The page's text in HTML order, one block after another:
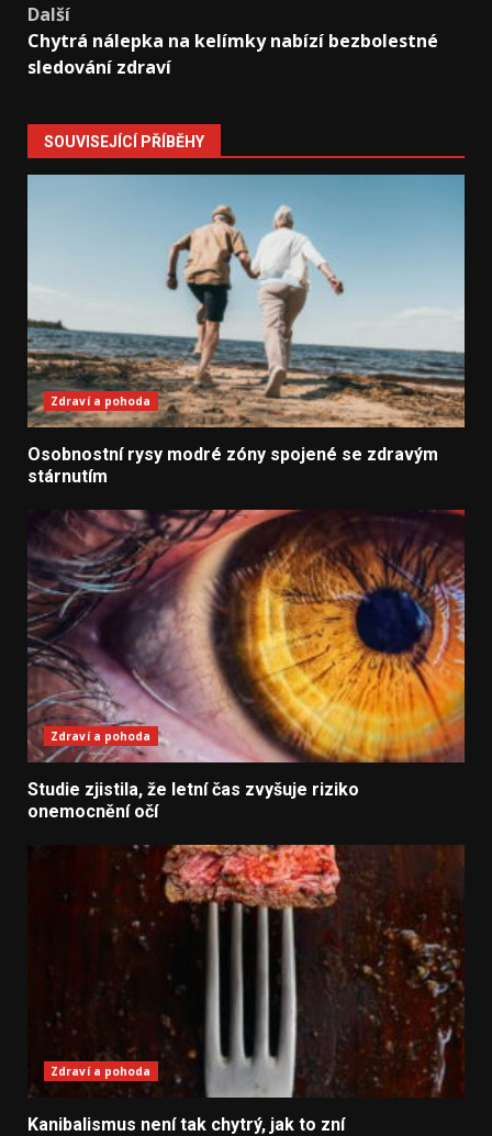
Další
Chytrá nálepka na kelímky nabízí bezbolestné
sledování zdraví
SOUVISEJÍCÍ PŘÍBĚHY
Zdraví a pohoda
Osobnostní rysy modré zóny spojené se zdravým
stárnutím
Zdraví a pohoda
Studie zjistila, že letní čas zvyšuje riziko
onemocnění očí
Zdraví a pohoda
Kanibalismus není tak chytrý, jak to zní